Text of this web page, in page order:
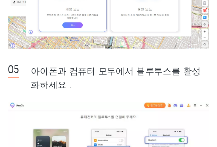
아이폰과 컴퓨터 모두에서 블루투스를 활성
화하세요 .